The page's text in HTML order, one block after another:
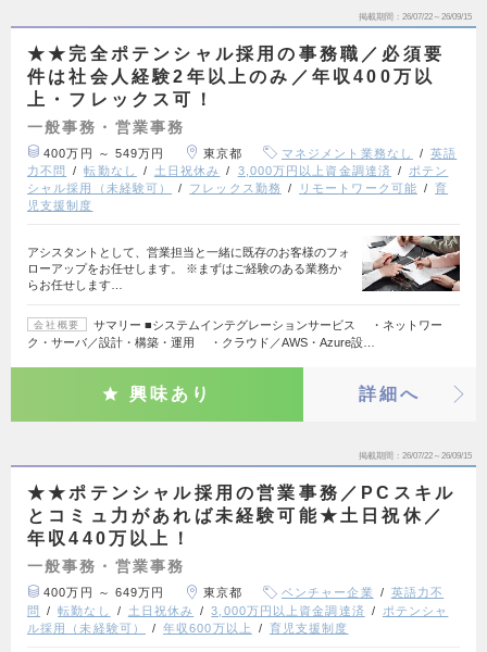
掲載期間 26/07/22～26/09/15
★★完全ポテンシャル採用の事務職／必須要
件は社会人経験2年以上のみ／年収400万以
上・フレックス可！
一般事務・営業事務
400万円 ～ 549万円 東京都 マネジメント業務なし
英語
力不問
転勤なし 土日祝休み 3,000万円以上資金調達済
ポテン
シャル採用（未経験可）
フレックス勤務 リモートワーク可能
育
児支援制度
アシスタントとして、営業担当と一緒に既存のお客様のフォ
ローアップをお任せします。 ※まずはご経験のある業務か
らお任せします…
会社概要
サマリー ■システムインテグレーションサービス ・ネットワー
ク・サーバ／設計・構築・運用 ・クラウド／AWS・Azure設…
興味あり 詳細へ
掲載期間 26/07/22～26/09/15
★★ポテンシャル採用の営業事務／PCスキル
とコミュ力があれば未経験可能★土日祝休／
年収440万以上！
一般事務・営業事務
400万円 ～ 649万円 東京都 ベンチャー企業
英語力不
問
転勤なし 土日祝休み 3,000万円以上資金調達済
ポテンシャ
ル採用（未経験可）
年収600万以上 育児支援制度